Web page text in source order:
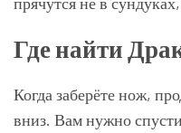
Где найти
Когда заберёте нож,
вниз. Вам нужно